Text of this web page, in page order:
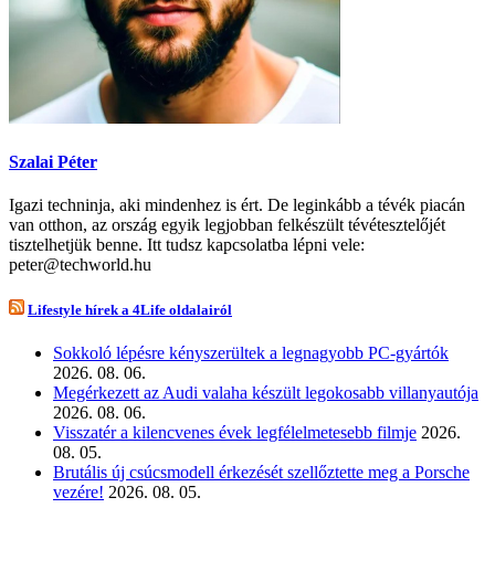
Szalai Péter
Igazi techninja, aki mindenhez is ért. De leginkább a tévék piacán
van otthon, az ország egyik legjobban felkészült tévétesztelőjét
tisztelhetjük benne. Itt tudsz kapcsolatba lépni vele:
peter@techworld.hu
Lifestyle hírek a 4Life oldalairól
Sokkoló lépésre kényszerültek a legnagyobb PC-gyártók
2026. 08. 06.
Megérkezett az Audi valaha készült legokosabb villanyautója
2026. 08. 06.
Visszatér a kilencvenes évek legfélelmetesebb filmje 2026.
08. 05.
Brutális új csúcsmodell érkezését szellőztette meg a Porsche
vezére! 2026. 08. 05.